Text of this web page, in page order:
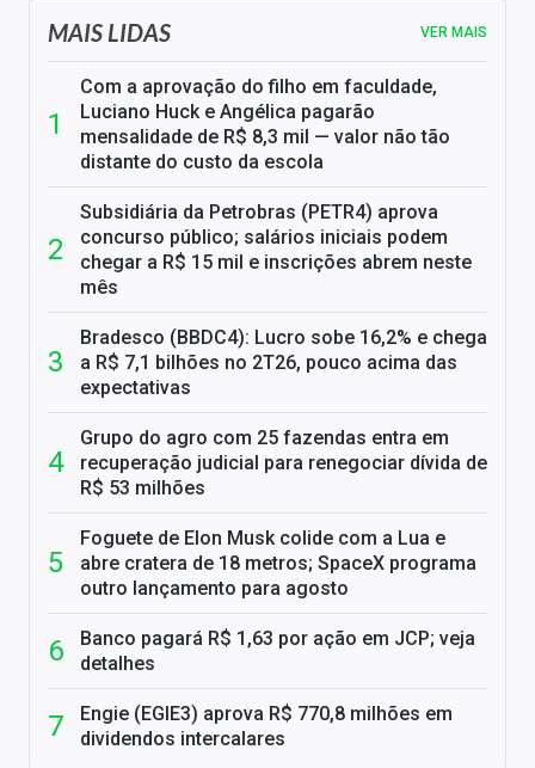
MAIS LIDAS VER MAIS
Com a aprovação do filho em faculdade,
Luciano Huck e Angélica pagarão
mensalidade de R$ 8,3 mil — valor não tão
distante do custo da escola
Subsidiária da Petrobras (PETR4) aprova
concurso público; salários iniciais podem
chegar a R$ 15 mil e inscrições abrem neste
mês
Bradesco (BBDC4): Lucro sobe 16,2% e chega
a R$ 7,1 bilhões no 2T26, pouco acima das
expectativas
Grupo do agro com 25 fazendas entra em
recuperação judicial para renegociar dívida de
R$ 53 milhões
Foguete de Elon Musk colide com a Lua e
abre cratera de 18 metros; SpaceX programa
outro lançamento para agosto
Banco pagará R$ 1,63 por ação em JCP; veja
detalhes
Engie (EGIE3) aprova R$ 770,8 milhões em
dividendos intercalares